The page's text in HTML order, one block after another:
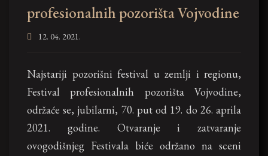
profesionalnih pozorišta Vojvodine
12. 04. 2021.
Najstariji pozorišni festival u zemlji i regionu,
Festival profesionalnih pozorišta Vojvodine,
održaće se, jubilarni, 70. put od 19. do 26. aprila
2021. godine. Otvaranje i zatvaranje
ovogodišnjeg Festivala biće održano na sceni